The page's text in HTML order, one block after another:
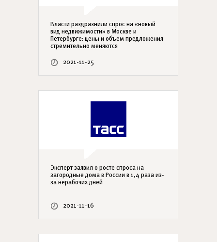
Власти раздразнили спрос на «новый
вид недвижимости» в Москве и
Петербурге: цены и объем предложения
стремительно меняются
2021-11-25
Эксперт заявил о росте спроса на
загородные дома в России в 1,4 раза из-
за нерабочих дней
2021-11-16